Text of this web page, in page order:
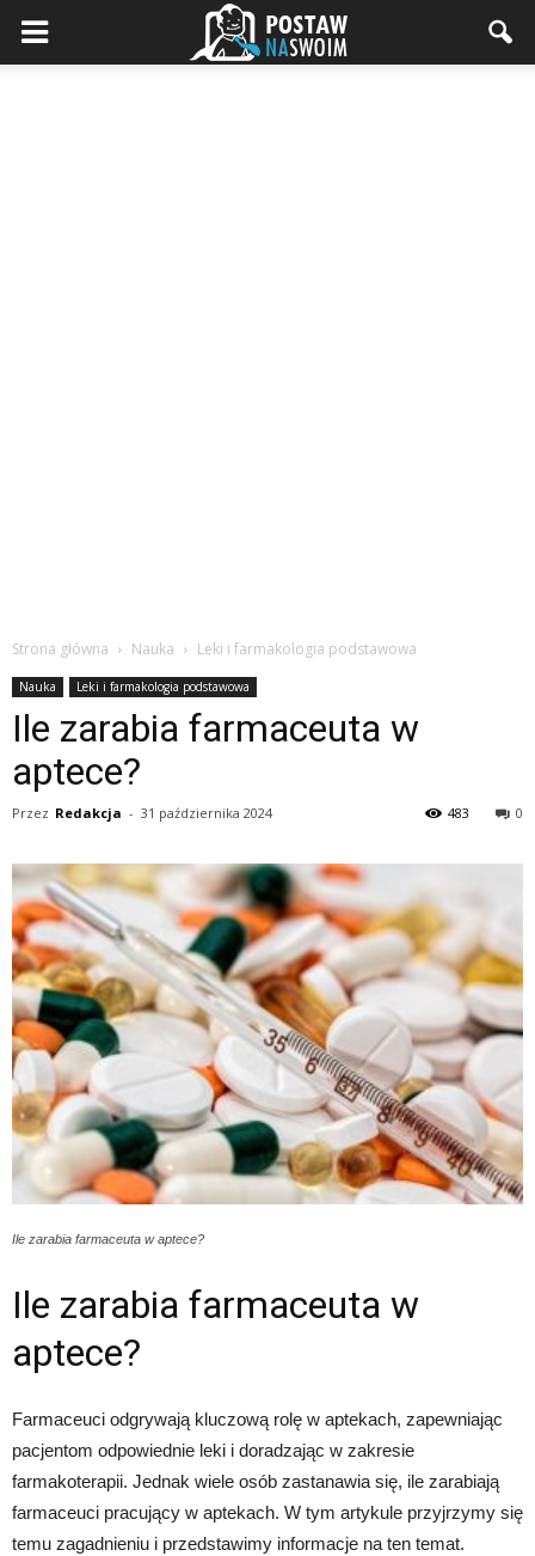
Strona główna Nauka Leki i farmakologia podstawowa
Nauka Leki i farmakologia podstawowa
Ile zarabia farmaceuta w
aptece?
Przez Redakcja - 31 października 2024 0
483
Ile zarabia farmaceuta w aptece?
Ile zarabia farmaceuta w
aptece?
Farmaceuci odgrywają kluczową rolę w aptekach, zapewniając
pacjentom odpowiednie leki i doradzając w zakresie
farmakoterapii. Jednak wiele osób zastanawia się, ile zarabiają
farmaceuci pracujący w aptekach. W tym artykule przyjrzymy się
temu zagadnieniu i przedstawimy informacje na ten temat.